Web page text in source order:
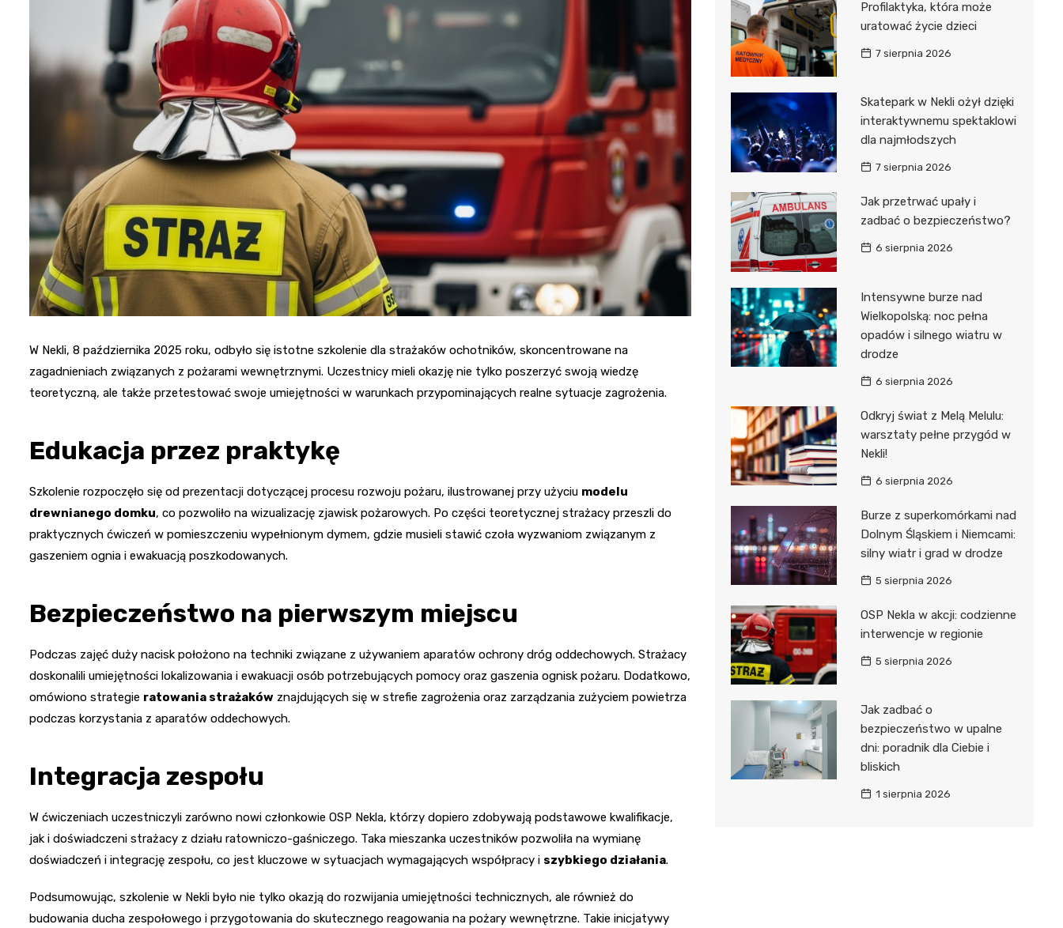
Dzieci Wrzesińskich
Park Miejski im. Dzieci
Wrzesińskich
Amfiteatr im. Anny Jantar
Jump World Września
Wrzesińska Strefa
Pałac w Miłosławiu
Izba Pamięci Reymonta
W Nekli, 8 października 2025 roku, odbyło się istotne szkolenie dla strażaków ochotników, skoncentrowane na
zagadnieniach związanych z pożarami wewnętrznymi. Uczestnicy mieli okazję nie tylko poszerzyć swoją wiedzę
teoretyczną, ale także przetestować swoje umiejętności w warunkach przypominających realne sytuacje zagrożenia.
Edukacja przez praktykę
Szkolenie rozpoczęło się od prezentacji dotyczącej procesu rozwoju pożaru, ilustrowanej przy użyciu modelu
drewnianego domku, co pozwoliło na wizualizację zjawisk pożarowych. Po części teoretycznej strażacy przeszli do
praktycznych ćwiczeń w pomieszczeniu wypełnionym dymem, gdzie musieli stawić czoła wyzwaniom związanym z
gaszeniem ognia i ewakuacją poszkodowanych.
Bezpieczeństwo na pierwszym miejscu
Podczas zajęć duży nacisk położono na techniki związane z używaniem aparatów ochrony dróg oddechowych. Strażacy
doskonalili umiejętności lokalizowania i ewakuacji osób potrzebujących pomocy oraz gaszenia ognisk pożaru. Dodatkowo,
omówiono strategie ratowania strażaków znajdujących się w strefie zagrożenia oraz zarządzania zużyciem powietrza
podczas korzystania z aparatów oddechowych.
Integracja zespołu
W ćwiczeniach uczestniczyli zarówno nowi członkowie OSP Nekla, którzy dopiero zdobywają podstawowe kwalifikacje,
jak i doświadczeni strażacy z działu ratowniczo-gaśniczego. Taka mieszanka uczestników pozwoliła na wymianę
doświadczeń i integrację zespołu, co jest kluczowe w sytuacjach wymagających współpracy i szybkiego działania.
Podsumowując, szkolenie w Nekli było nie tylko okazją do rozwijania umiejętności technicznych, ale również do
budowania ducha zespołowego i przygotowania do skutecznego reagowania na pożary wewnętrzne. Takie inicjatywy
Profilaktyka, która może
uratować życie dzieci
7 sierpnia 2026
Skatepark w Nekli ożył dzięki
interaktywnemu spektaklowi
dla najmłodszych
7 sierpnia 2026
Jak przetrwać upały i
zadbać o bezpieczeństwo?
6 sierpnia 2026
Intensywne burze nad
Wielkopolską: noc pełna
opadów i silnego wiatru w
drodze
6 sierpnia 2026
Odkryj świat z Melą Melulu:
warsztaty pełne przygód w
Nekli!
6 sierpnia 2026
Burze z superkomórkami nad
Dolnym Śląskiem i Niemcami:
silny wiatr i grad w drodze
5 sierpnia 2026
OSP Nekla w akcji: codzienne
interwencje w regionie
5 sierpnia 2026
Jak zadbać o
bezpieczeństwo w upalne
dni: poradnik dla Ciebie i
bliskich
1 sierpnia 2026